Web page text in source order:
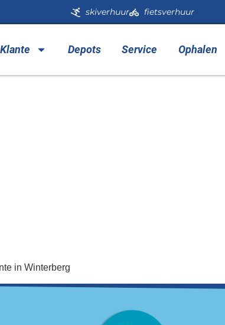
skiverhuur fietsverhuur
Depots Service Ophalen
in Winterberg